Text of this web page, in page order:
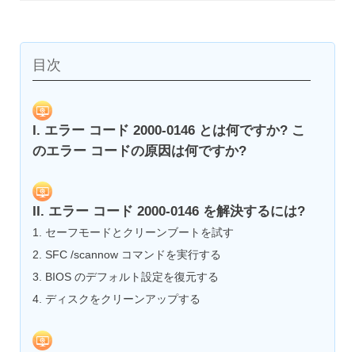
目次
I. エラー コード 2000-0146 とは何ですか? こ
のエラー コードの原因は何ですか?
II. エラー コード 2000-0146 を解決するには?
1. セーフモードとクリーンブートを試す
2. SFC /scannow コマンドを実行する
3. BIOS のデフォルト設定を復元する
4. ディスクをクリーンアップする